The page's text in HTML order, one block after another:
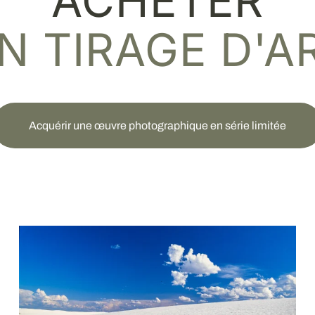
TIRAGE
Acquérir une œuvre photographique en série limitée